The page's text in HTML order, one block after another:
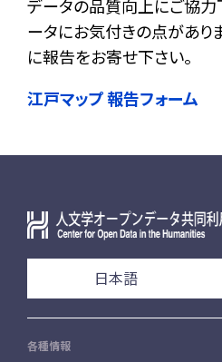
データの品質向上にご協力
ータにお気付きの点があり
に報告をお寄せ下さい。
江戸マップ 報告フォーム
日本語
各種情報